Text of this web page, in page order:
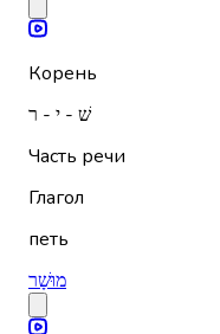
Корень
שׁ - י - ר
Часть речи
Глагол
петь
מוּשָׁר